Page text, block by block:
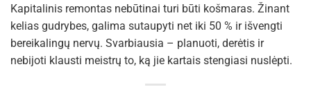
Kapitalinis remontas nebūtinai turi būti košmaras. Žinant
kelias gudrybes, galima sutaupyti net iki 50 % ir išvengti
bereikalingų nervų. Svarbiausia – planuoti, derėtis ir
nebijoti klausti meistrų to, ką jie kartais stengiasi nuslėpti.